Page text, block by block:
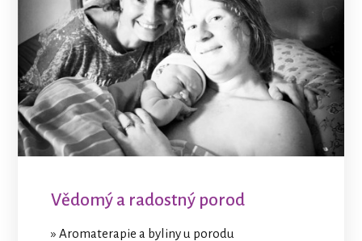
Vědomý a radostný porod
» Aromaterapie a byliny u porodu